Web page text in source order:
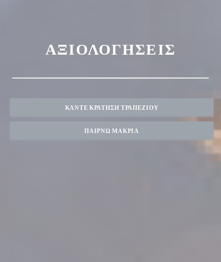
ΑΞΙΟΛΟΓΉΣΕΙΣ
ΚΆΝΤΕ ΚΡΆΤΗΣΗ ΤΡΑΠΕΖΙΟΎ
ΠΑΊΡΝΩ ΜΑΚΡΙΆ